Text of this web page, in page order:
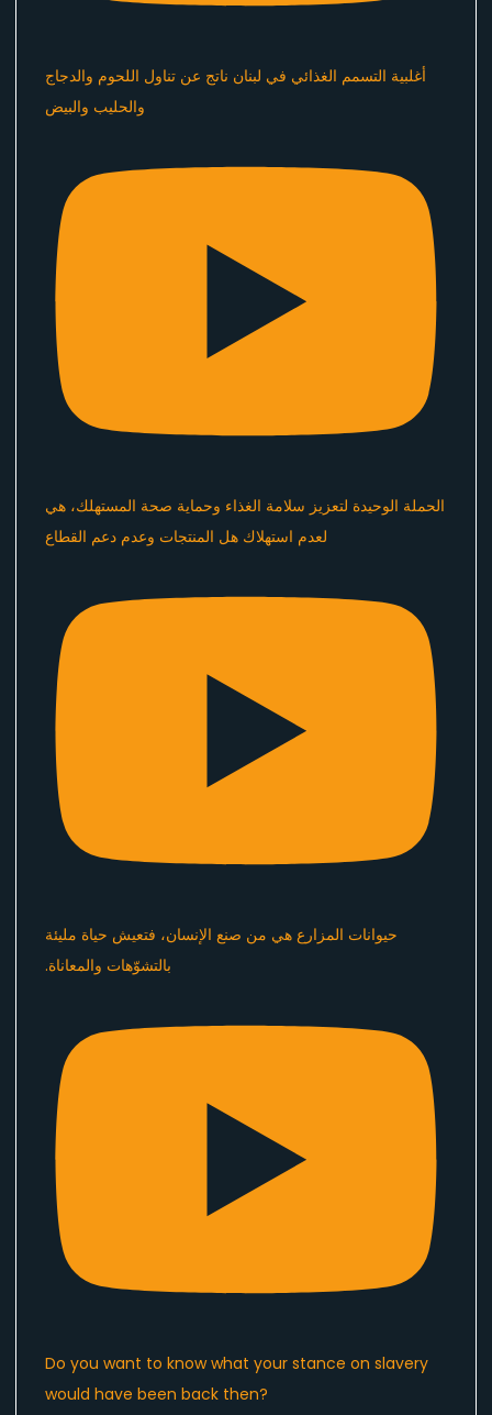
أغلبية التسمم الغذائي في لبنان ناتج عن تناول اللحوم والدجاج
والحليب والبيض
الحملة الوحيدة لتعزيز سلامة الغذاء وحماية صحة المستهلك، هي
لعدم استهلاك هل المنتجات وعدم دعم القطاع
Do you want to know what your stance on slavery
would have been back then?